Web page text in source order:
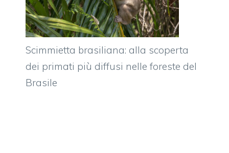
Scimmietta brasiliana: alla scoperta
dei primati più diffusi nelle foreste del
Brasile